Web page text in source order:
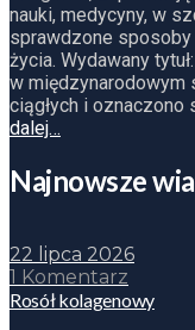
nauki, medycyny, w
sprawdzone
życia. Wydawany
w międzynarodowym
ciągłych i oznaczono
dalej…
Najnowsze
22 lipca 2026
1 Komentarz
Rosół kolagenowy